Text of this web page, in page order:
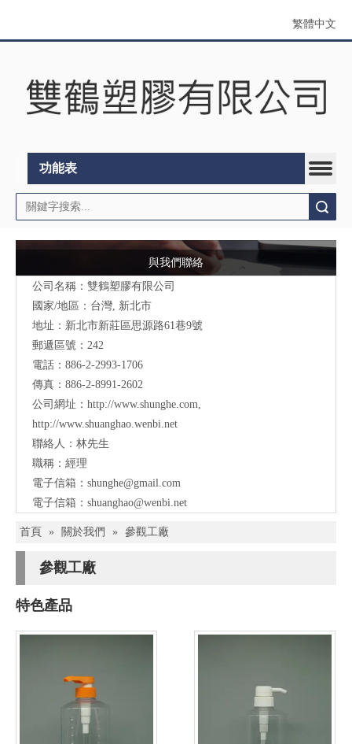
繁體中文
功能表
與我們聯絡
公司名稱：雙鶴塑膠有限公司
國家/地區：台灣, 新北市
地址： 新北市新莊區思源路61巷9號
郵遞區號：242
電話：886-2-2993-1706
傳真：886-2-8991-2602
公司網址： http://www.shunghe.com,
http://www.shuanghao.wenbi.net
聯絡人：林先生
職稱：經理
電子信箱： shunghe@gmail.com
電子信箱： shuanghao@wenbi.net
首頁 » 關於我們 » 參觀工廠
參觀工廠
特色產品